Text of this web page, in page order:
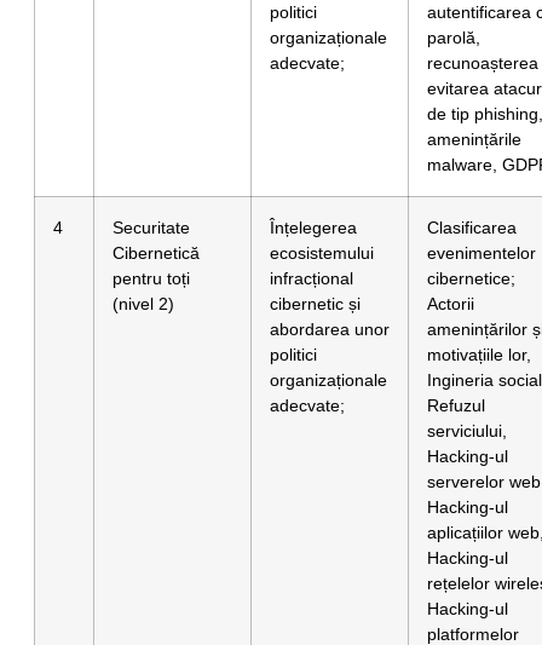
politici
organizaționale
adecvate;
autentificarea
parolă,
recunoașterea
evitarea
de tip phishing,
amenințările
malware,
4
Securitate
Cibernetică
pentru toți
(nivel 2)
Înțelegerea
ecosistemului
infracțional
cibernetic și
abordarea unor
politici
organizaționale
adecvate;
Clasificarea
evenimentelor
cibernetice;
Actorii
amenințărilor
motivațiile lor,
Ingineria
Refuzul
serviciului,
Hacking-ul
serverelor
Hacking-ul
aplicațiilor
Hacking-ul
rețelelor
Hacking-ul
platformelor